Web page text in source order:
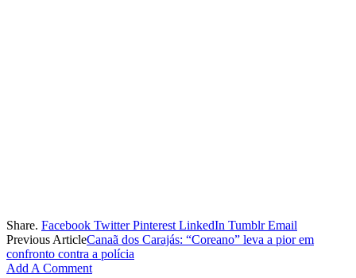
Share. Facebook Twitter Pinterest LinkedIn Tumblr Email
Previous ArticleCanaã dos Carajás: “Coreano” leva a pior em
confronto contra a polícia
Add A Comment